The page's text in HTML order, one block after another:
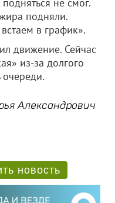
подняли.
в график».
движение. Сейчас
из-за долгого
Александрович
новость